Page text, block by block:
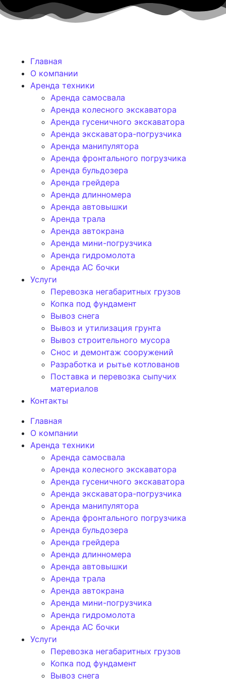
Главная
О компании
Аренда техники
Аренда самосвала
Аренда колесного экскаватора
Аренда гусеничного экскаватора
Аренда экскаватора-погрузчика
Аренда манипулятора
Аренда фронтального погрузчика
Аренда бульдозера
Аренда грейдера
Аренда длинномера
Аренда автовышки
Аренда трала
Аренда автокрана
Аренда мини-погрузчика
Аренда гидромолота
Аренда АС бочки
Услуги
Перевозка негабаритных грузов
Копка под фундамент
Вывоз снега
Вывоз и утилизация грунта
Вывоз строительного мусора
Снос и демонтаж сооружений
Разработка и рытье котлованов
Поставка и перевозка сыпучих
материалов
Контакты
Главная
О компании
Аренда техники
Аренда самосвала
Аренда колесного экскаватора
Аренда гусеничного экскаватора
Аренда экскаватора-погрузчика
Аренда манипулятора
Аренда фронтального погрузчика
Аренда бульдозера
Аренда грейдера
Аренда длинномера
Аренда автовышки
Аренда трала
Аренда автокрана
Аренда мини-погрузчика
Аренда гидромолота
Аренда АС бочки
Услуги
Перевозка негабаритных грузов
Копка под фундамент
Вывоз снега